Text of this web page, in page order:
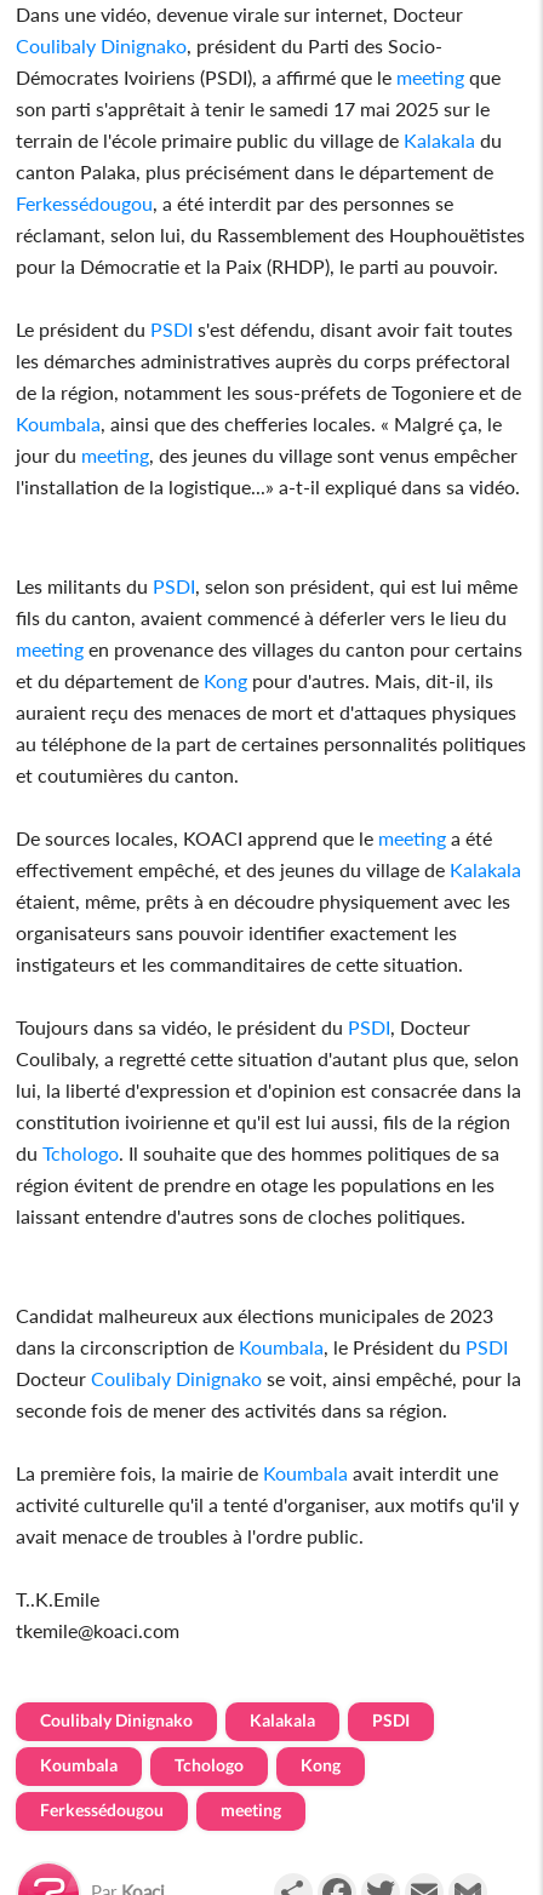
Dans une vidéo, devenue virale sur internet, Docteur
Coulibaly Dinignako , président du Parti des Socio-
Démocrates Ivoiriens (PSDI), a affirmé que le meeting que
son parti s'apprêtait à tenir le samedi 17 mai 2025 sur le
terrain de l'école primaire public du village de Kalakala du
canton Palaka, plus précisément dans le département de
Ferkessédougou , a été interdit par des personnes se
réclamant, selon lui, du Rassemblement des Houphouëtistes
pour la Démocratie et la Paix (RHDP), le parti au pouvoir.
Le président du PSDI s'est défendu, disant avoir fait toutes
les démarches administratives auprès du corps préfectoral
de la région, notamment les sous-préfets de Togoniere et de
Koumbala , ainsi que des chefferies locales. « Malgré ça, le
jour du meeting , des jeunes du village sont venus empêcher
l'installation de la logistique...» a-t-il expliqué dans sa vidéo.
Les militants du PSDI , selon son président, qui est lui même
fils du canton, avaient commencé à déferler vers le lieu du
meeting en provenance des villages du canton pour certains
et du département de Kong pour d'autres. Mais, dit-il, ils
auraient reçu des menaces de mort et d'attaques physiques
au téléphone de la part de certaines personnalités politiques
et coutumières du canton.
De sources locales, KOACI apprend que le meeting a été
effectivement empêché, et des jeunes du village de Kalakala
étaient, même, prêts à en découdre physiquement avec les
organisateurs sans pouvoir identifier exactement les
instigateurs et les commanditaires de cette situation.
Toujours dans sa vidéo, le président du PSDI , Docteur
Coulibaly, a regretté cette situation d'autant plus que, selon
lui, la liberté d'expression et d'opinion est consacrée dans la
constitution ivoirienne et qu'il est lui aussi, fils de la région
du Tchologo . Il souhaite que des hommes politiques de sa
région évitent de prendre en otage les populations en les
laissant entendre d'autres sons de cloches politiques.
Candidat malheureux aux élections municipales de 2023
dans la circonscription de Koumbala , le Président du PSDI
DocteurCoulibaly Dinignako se voit, ainsi empêché, pour la
seconde fois de mener des activités dans sa région.
La première fois, la mairie de Koumbala avait interdit une
activité culturelle qu'il a tenté d'organiser, aux motifs qu'il y
avait menace de troubles à l'ordre public.
T..K.Emile
tkemile@koaci.com
Coulibaly Dinignako Kalakala PSDI
Koumbala Tchologo Kong
Ferkessédougou meeting
PartagerFacebookTwitterEmail